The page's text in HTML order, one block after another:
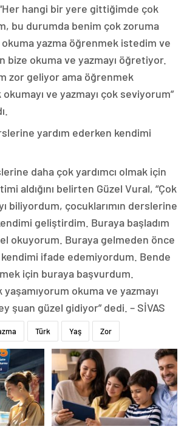
“Her hangi bir yere gittiğimde çok
bu durumda benim çok zoruma
yazma öğrenmek istedim ve
bize okuma ve yazmayı öğretiyor.
zor geliyor ama öğrenmek
ve yazmayı çok seviyorum”
yardım ederken kendimi
daha çok yardımcı olmak için
aldığını belirten Güzel Vural, “Çok
biliyordum, çocuklarımın derslerine
geliştirdim. Buraya başladım
okuyorum. Buraya gelmeden önce
ifade edemiyordum. Bende
için buraya başvurdum.
okuma ve yazmayı
şuan güzel gidiyor” dedi. – SİVAS
Türk Yaş Zor